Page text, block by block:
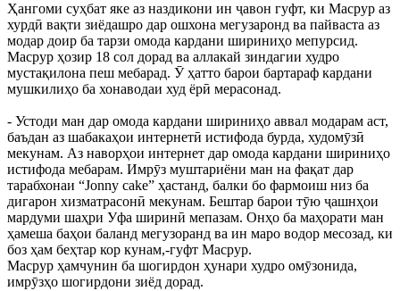
Ҳангоми суҳбат яке аз наздикони ин ҷавон гуфт, ки Масрур аз
хурдӣ вақти зиёдашро дар ошхона мегузаронд ва пайваста аз
модар доир ба тарзи омода кардани шириниҳо мепурсид.
Масрур ҳозир 18 сол дорад ва аллакай зиндагии худро
мустақилона пеш мебарад. Ӯ ҳатто барои бартараф кардани
мушкилиҳо ба хонаводаи худ ёрӣ мерасонад.
- Устоди ман дар омода кардани шириниҳо аввал модарам аст,
баъдан аз шабакаҳои интернетӣ истифода бурда, худомӯзӣ
мекунам. Аз наворҳои интернет дар омода кардани шириниҳо
истифода мебарам. Имрӯз муштариёни ман на фақат дар
тарабхонаи “Jonny cake” ҳастанд, балки бо фармоиш низ ба
дигарон хизматрасонӣ мекунам. Бештар барои тӯю ҷашнҳои
мардуми шаҳри Уфа ширинӣ мепазам. Онҳо ба маҳорати ман
ҳамеша баҳои баланд мегузоранд ва ин маро водор месозад, ки
боз ҳам беҳтар кор кунам,-гуфт Масрур.
Масрур ҳамчунин ба шогирдон ҳунари худро омӯзонида,
имрӯзҳо шогирдони зиёд дорад.